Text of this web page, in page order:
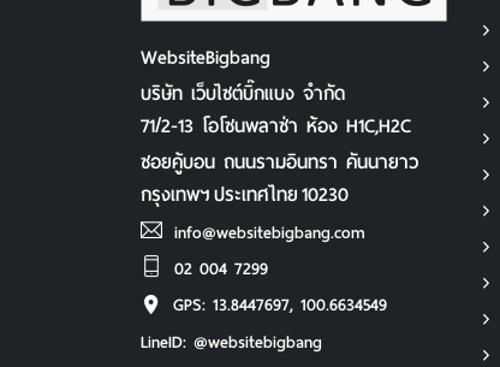
WebsiteBigbang
บริษัท เว็บไซต์บิ๊กแบง จำกัด
71/2-13 โอโซนพลาซ่า ห้อง H1C,H2C
ซอยคู้บอน ถนนรามอินทรา คันนายาว
กรุงเทพฯประเทศไทย10230
info@websitebigbang.com
02 004 7299
GPS: 13.8447697, 100.6634549
LineID: @websitebigbang